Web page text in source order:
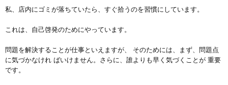
私、店内にゴミが落ちていたら、すぐ拾うのを習慣にしています。
これは、自己啓発のためにやっています。
問題を解決することが仕事といえますが、 そのためには、まず、問題点
に気づかなけれ ばいけません。さらに、誰よりも早く気づくことが 重要
です。